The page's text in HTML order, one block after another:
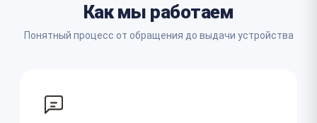
Как мы работаем
Понятный процесс от обращения до выдачи устройства